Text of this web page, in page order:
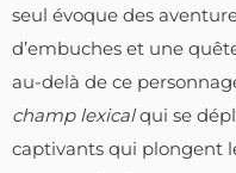
seul évoque des
d’embuches et une
au-delà de ce
champ lexicalqui se
captivants qui plongent